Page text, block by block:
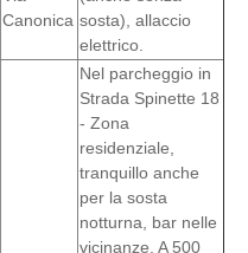
Canonica sosta), allaccio
elettrico.
Nel parcheggio in
Strada Spinette 18
- Zona
residenziale,
tranquillo anche
per la sosta
notturna, bar nelle
vicinanze. A 500